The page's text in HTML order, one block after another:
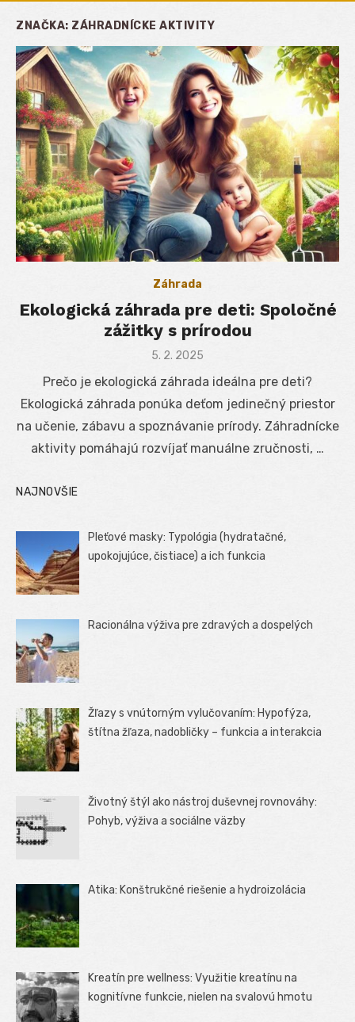
ZNAČKA: ZÁHRADNÍCKE AKTIVITY
Záhrada
Ekologická záhrada pre deti: Spoločné
zážitky s prírodou
Posted
5. 2. 2025
Prečo je ekologická záhrada ideálna pre deti?
Ekologická záhrada ponúka deťom jedinečný priestor
na učenie, zábavu a spoznávanie prírody. Záhradnícke
aktivity pomáhajú rozvíjať manuálne zručnosti, …
NAJNOVŠIE
Pleťové masky: Typológia (hydratačné,
upokojujúce, čistiace) a ich funkcia
Racionálna výživa pre zdravých a dospelých
Žľazy s vnútorným vylučovaním: Hypofýza,
štítna žľaza, nadobličky – funkcia a interakcia
Životný štýl ako nástroj duševnej rovnováhy:
Pohyb, výživa a sociálne väzby
Atika: Konštrukčné riešenie a hydroizolácia
Kreatín pre wellness: Využitie kreatínu na
kognitívne funkcie, nielen na svalovú hmotu